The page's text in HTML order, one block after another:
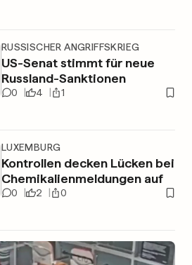
RUSSISCHER ANGRIFFSKRIEG
US-Senat stimmt für neue
Russland-Sanktionen
0 4 1
LUXEMBURG
Kontrollen decken Lücken bei
Chemikalienmeldungen auf
0 2 0